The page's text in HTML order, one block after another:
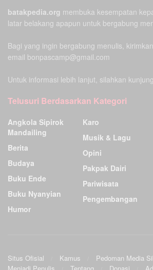
batakpedia.org membuka kesempatan
latar belakang apapun untuk bergabung
Bagi yang ingin bergabung menulis,
email bonpascamp@gmail.com
Untuk informasi lebih lanjut, silahkan
Telusuri Berdasarkan Kategori
Angkola Sipirok
Mandailing
Berita
Budaya
Buku Ende
Buku Nyanyian
Humor
Karo
Musik & Lagu
Opini
Pakpak Dairi
Pariwisata
Pengembangan
Situs Ofisial Kamus
Pedoman Media